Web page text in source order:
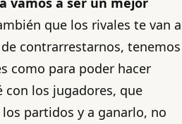
que los rivales te van a
contrarrestarnos, tenemos
como para poder hacer
con los jugadores, que
partidos y a ganarlo, no